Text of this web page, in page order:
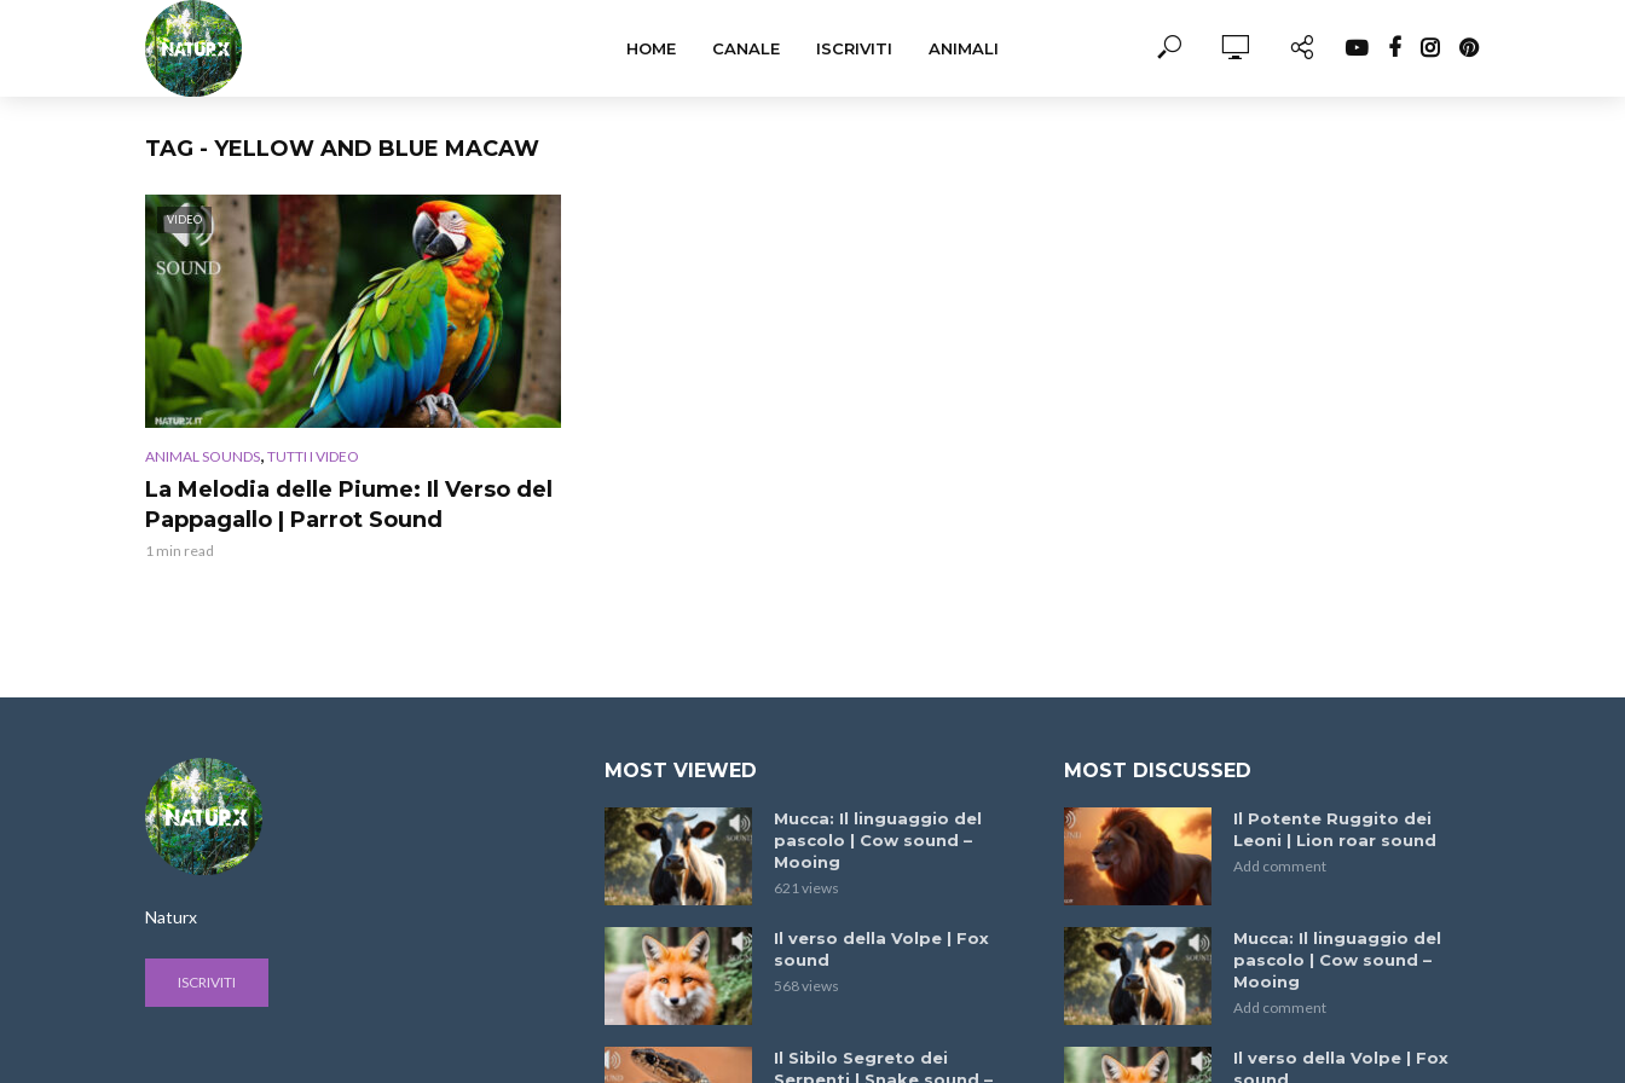
HOME CANALE ISCRIVITI ANIMALI
TAG - YELLOW AND BLUE MACAW
VIDEO
ANIMAL SOUNDS, TUTTI I VIDEO
La Melodia delle Piume: Il Verso del
Pappagallo | Parrot Sound
1 min read
Naturx
ISCRIVITI
MOST VIEWED
Mucca: Il linguaggio del
pascolo | Cow sound –
Mooing
621 views
Il verso della Volpe | Fox
sound
568 views
Il Sibilo Segreto dei
MOST DISCUSSED
Il Potente Ruggito dei
Leoni | Lion roar sound
Add comment
Mucca: Il linguaggio del
pascolo | Cow sound –
Mooing
Add comment
Il verso della Volpe | Fox